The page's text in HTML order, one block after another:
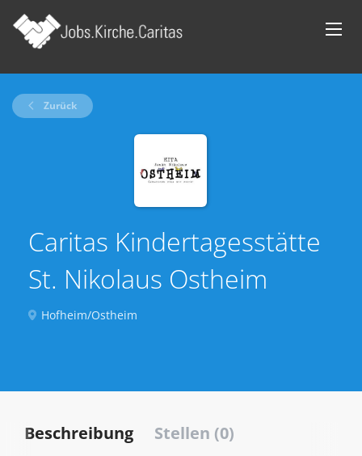
Zurück
Caritas Kindertagesstätte
St. Nikolaus Ostheim
Hofheim/Ostheim
Beschreibung Stellen (0)